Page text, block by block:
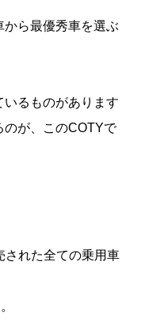
ら最優秀車を選ぶ
いるものがあります
のが、このCOTYで
された全ての乗用車